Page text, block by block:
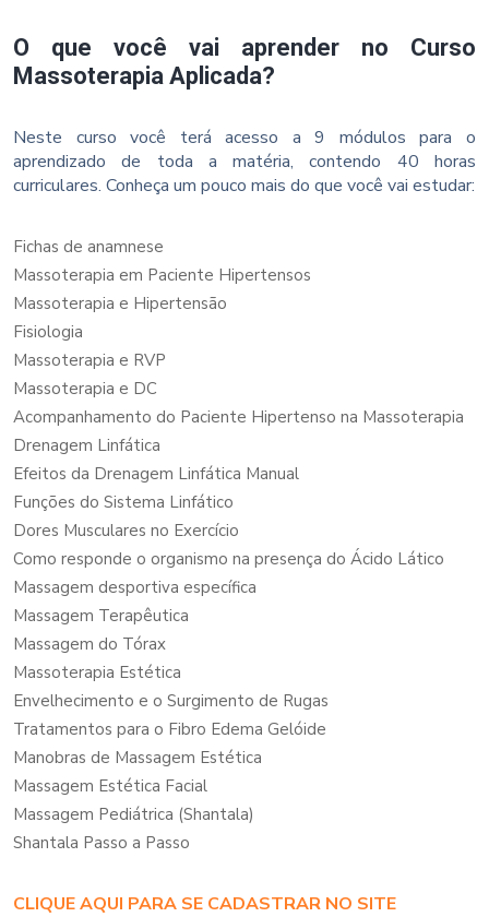
O que você vai aprender no Curso
Massoterapia Aplicada?
Neste curso você terá acesso a 9 módulos para o
aprendizado de toda a matéria, contendo 40 horas
curriculares. Conheça um pouco mais do que você vai estudar:
Fichas de anamnese
Massoterapia em Paciente Hipertensos
Massoterapia e Hipertensão
Fisiologia
Massoterapia e RVP
Massoterapia e DC
Acompanhamento do Paciente Hipertenso na Massoterapia
Drenagem Linfática
Efeitos da Drenagem Linfática Manual
Funções do Sistema Linfático
Dores Musculares no Exercício
Como responde o organismo na presença do Ácido Lático
Massagem desportiva específica
Massagem Terapêutica
Massagem do Tórax
Massoterapia Estética
Envelhecimento e o Surgimento de Rugas
Tratamentos para o Fibro Edema Gelóide
Manobras de Massagem Estética
Massagem Estética Facial
Massagem Pediátrica (Shantala)
Shantala Passo a Passo
CLIQUE AQUI PARA SE CADASTRAR NO SITE